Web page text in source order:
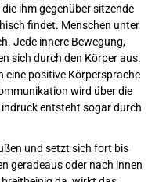
ihm gegenüber sitzende
findet. Menschen unter
Jede innere Bewegung,
sich durch den Körper aus.
eine positive Körpersprache
wird über die
entsteht sogar durch
und setzt sich fort bis
geradeaus oder nach innen